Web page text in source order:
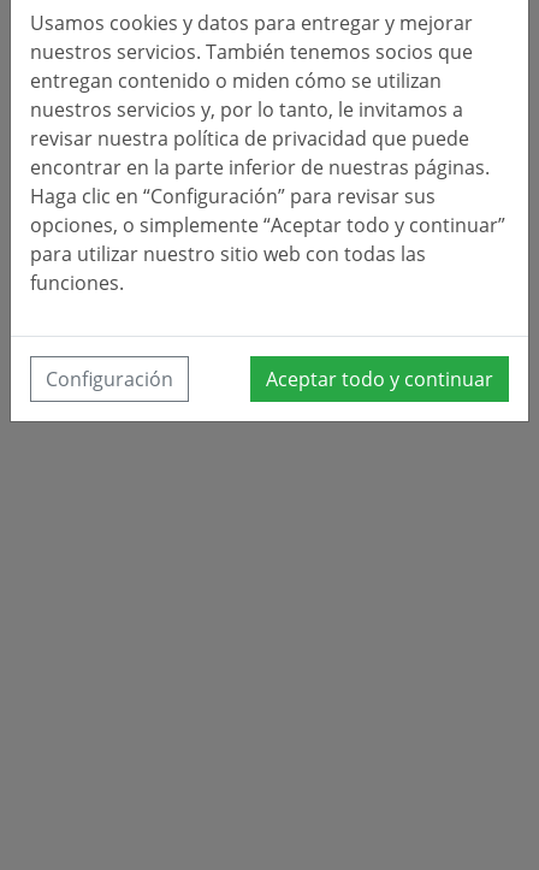
Usamos cookies y datos para entregar y mejorar
nuestros servicios. También tenemos socios que
entregan contenido o miden cómo se utilizan
nuestros servicios y, por lo tanto, le invitamos a
revisar nuestra política de privacidad que puede
encontrar en la parte inferior de nuestras páginas.
Haga clic en “Configuración” para revisar sus
opciones, o simplemente “Aceptar todo y continuar”
para utilizar nuestro sitio web con todas las
funciones.
Configuración Aceptar todo y continuar